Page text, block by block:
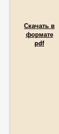
Скачать в
формате
pdf